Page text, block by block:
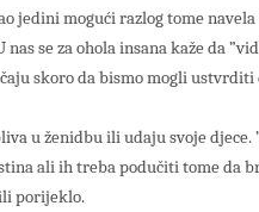
jedini mogući razlog tome
se za ohola insana kaže da
skoro da bismo mogli ustvrditi
u ženidbu ili udaju svoje
ali ih treba podučiti tome da
porijeklo.